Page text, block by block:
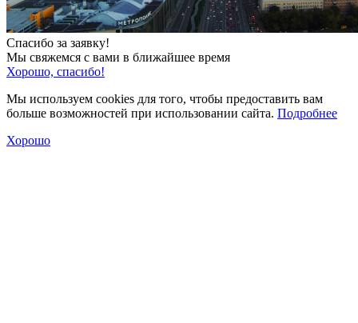
Спасибо за заявку!
Мы свяжемся с вами в ближайшее время
Хорошо, спасибо!
Мы используем cookies для того, чтобы предоставить вам
больше возможностей при использовании сайта. Подробнее
Хорошо